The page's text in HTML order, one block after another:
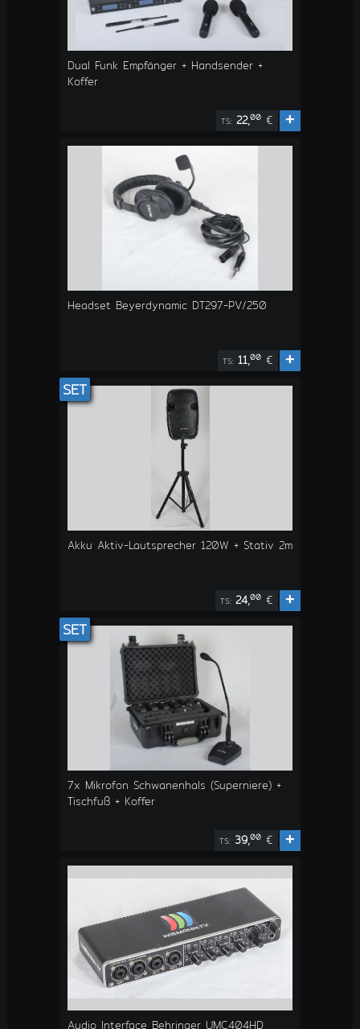
Dual Funk Empfänger + Handsender +
Koffer
TS: 22,00 € +
Headset Beyerdynamic DT297-PV/250
TS: 11,00 € +
SET
Akku Aktiv-Lautsprecher 120W + Stativ 2m
TS: 24,00 € +
SET
7x Mikrofon Schwanenhals (Superniere) +
Tischfuß + Koffer
TS: 39,00 € +
Audio Interface Behringer UMC404HD